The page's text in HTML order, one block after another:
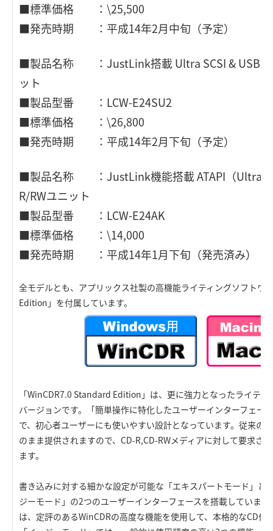
■標準価格 ：\25,500
■発売時期 ：平成14年2月中旬（予定）
■製品名称 ：JustLink搭載 Ultra SCSI & USB
ット
■製品型番 ：LCW-E24SU2
■標準価格 ：\26,800
■発売時期 ：平成14年2月下旬（予定）
■製品名称 ：JustLink機能搭載 ATAPI（Ultra
R/RWユニット
■製品型番 ：LCW-E24AK
■標準価格 ：\14,000
■発売時期 ：平成14年1月下旬（発売済み）
全モデルとも、アプリックス社製の高機能ライティングソフトウ
Edition」を付属しています。
「WinCDR7.0 Standard Edition」は、更に強力となったライテ
バージョンです。「簡単操作に特化したユーザーインターフェー
で、初心者ユーザーにも使いやすい設計となっています。従来の
のまま提供されますので、CD-R,CD-RWメディアに対して要求さ
ます。
書き込みに対する細かな設定が可能な「エキスパートモード」と
ジーモード」の2つのユーザーインターフェースを搭載していま
は、定評のあるWinCDRの高度な機能を使用して、本格的なCD作